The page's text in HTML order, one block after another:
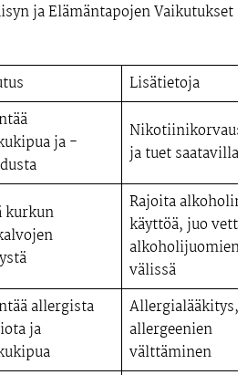
ja Elämäntapojen Vaikutukset
Lisätietoja
ja -
ja tuet saatavilla
kurkun
Rajoita alkoholin
käyttöä, juo vettä
alkoholijuomien
välissä
allergista
ja
Allergialääkitys,
allergeenien
välttäminen